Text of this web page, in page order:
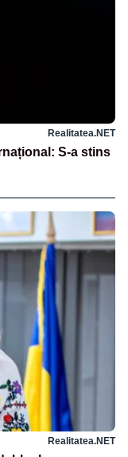
Realitatea.NET
S-a stins
Realitatea.NET